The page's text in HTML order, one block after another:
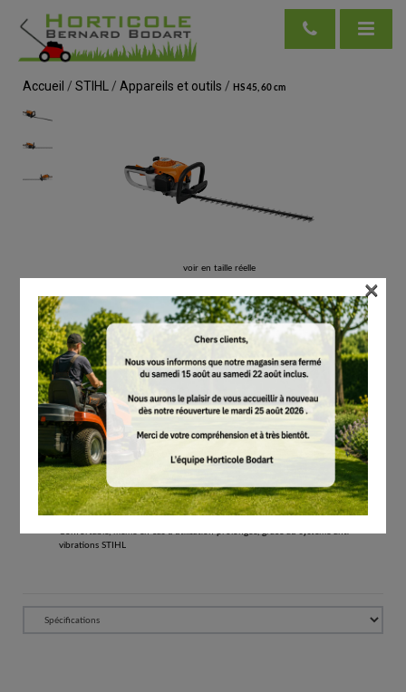
Accueil / STIHL/ Appareils et outils / HS 45, 60 cm
voir en taille réelle
HS 45, 60 cm
# 42280112938
Taille-haies / taille-haies sur perche
389.00
Tous les prix comprennent la TVA de 21%.
Réserver
Taille-haie thermique d'entrée de gamme
Modèle d'entrée de gamme léger pour un entretien optimal du jardin
Avec STIHL ElastoStart pour un démarrage sans à-coups
Confortable, même en cas d’utilisation prolongée, grâce au système anti-
vibrations STIHL
×